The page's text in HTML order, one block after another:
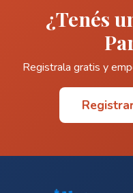
¿Tenés
Registrala gratis y